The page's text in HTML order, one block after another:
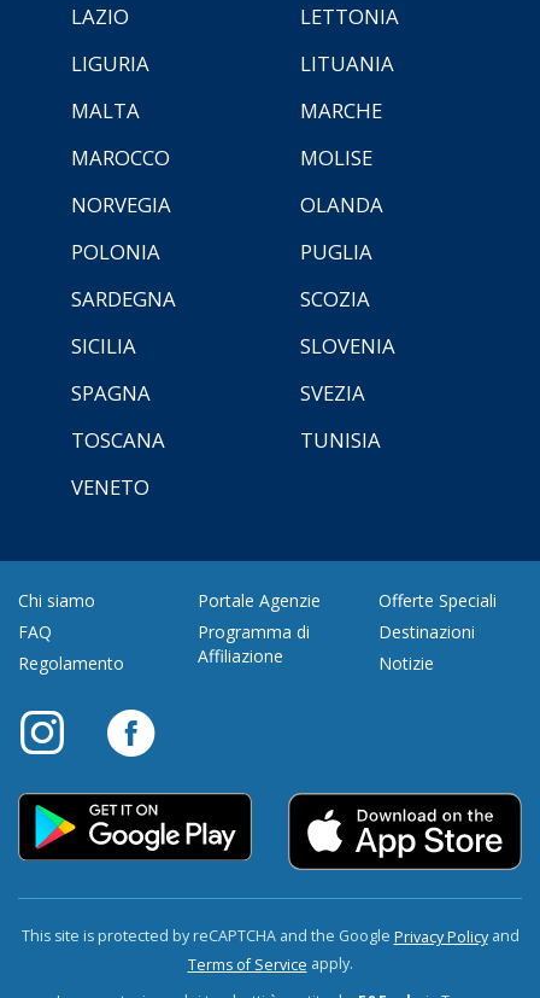
LAZIO
LETTONIA
LIGURIA
LITUANIA
MALTA
MARCHE
MAROCCO
MOLISE
NORVEGIA
OLANDA
POLONIA
PUGLIA
SARDEGNA
SCOZIA
SICILIA
SLOVENIA
SPAGNA
SVEZIA
TOSCANA
TUNISIA
VENETO
Chi siamo
FAQ
Regolamento
Portale Agenzie
Programma di
Affiliazione
Offerte Speciali
Destinazioni
Notizie
This site is protected by reCAPTCHA and the Google Privacy Policyand
Terms of Service apply.